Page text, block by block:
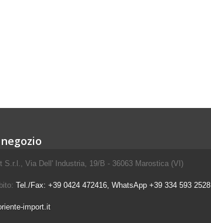
S.r.l., Via Dell' Industria, 19/B - 36063 Marostica (VI)
Tel./Fax: +39 0424 472416, WhatsApp +39 334 593 2528
import.it